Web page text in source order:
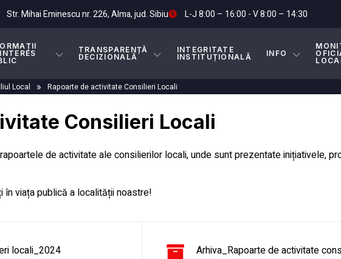
Str. Mihai Eminescu nr. 226, Alma, jud. Sibiu L-J 8:00 – 16:00 - V 8:00 – 14:30
TRANSPARENȚĂ
DECIZIONALĂ
INTEGRITATE
INSTITUȚIONALĂ
INFO
Local » Rapoarte de activitate Consilieri Locali
Consilieri Locali
de activitate ale consilierilor locali, unde sunt prezentate inițiativele,
viața publică a localității noastre!
locali_2024 Arhiva_Rapoarte de activitate